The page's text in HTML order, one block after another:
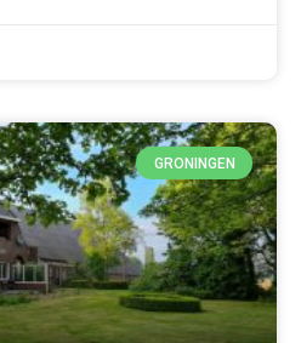
GRONINGEN